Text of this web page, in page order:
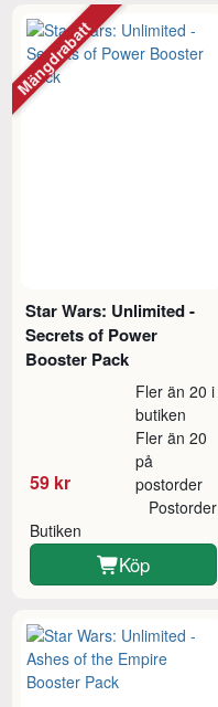
Star Wars: Unlimited -
Secrets of Power
Booster Pack
59 kr
Fler än 20 i
butiken
Fler än 20
på
postorder
Butiken
Postorder
Köp
Mängdrabatt